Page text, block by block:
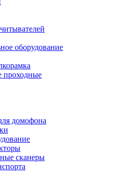
оборудование
проходные
домофона
сканеры